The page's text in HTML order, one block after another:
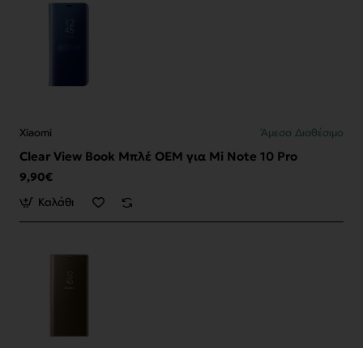
Xiaomi Άμεσα Διαθέσιμο
Clear View Book Μπλέ OEM για Mi Note 10 Pro
9,90€
Καλάθι